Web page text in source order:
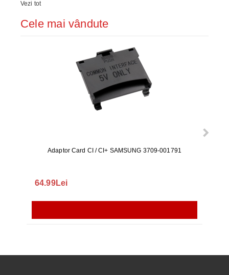
Vezi tot
Cele mai vândute
Adaptor Card CI / CI+ SAMSUNG 3709-001791
64.99Lei